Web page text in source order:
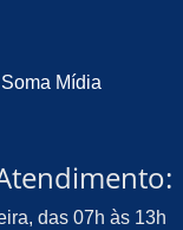
Soma Mídia
das 07h às 13h